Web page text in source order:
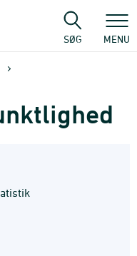
SØG MENU